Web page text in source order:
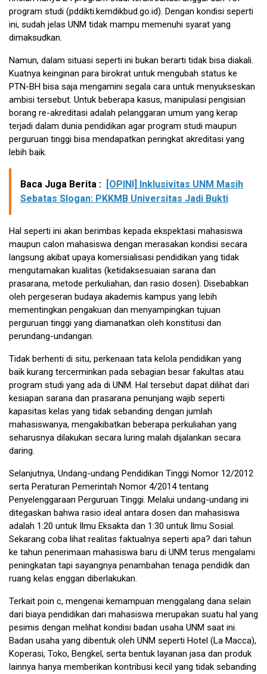
program studi (pddikti.kemdikbud.go.id). Dengan kondisi seperti
ini, sudah jelas UNM tidak mampu memenuhi syarat yang
dimaksudkan.
Namun, dalam situasi seperti ini bukan berarti tidak bisa diakali.
Kuatnya keinginan para birokrat untuk mengubah status ke
PTN-BH bisa saja mengamini segala cara untuk menyukseskan
ambisi tersebut. Untuk beberapa kasus, manipulasi pengisian
borang re-akreditasi adalah pelanggaran umum yang kerap
terjadi dalam dunia pendidikan agar program studi maupun
perguruan tinggi bisa mendapatkan peringkat akreditasi yang
lebih baik.
Baca Juga Berita :
[OPINI] Inklusivitas UNM Masih
Sebatas Slogan: PKKMB Universitas Jadi Bukti
Hal seperti ini akan berimbas kepada ekspektasi mahasiswa
maupun calon mahasiswa dengan merasakan kondisi secara
langsung akibat upaya komersialisasi pendidikan yang tidak
mengutamakan kualitas (ketidaksesuaian sarana dan
prasarana, metode perkuliahan, dan rasio dosen). Disebabkan
oleh pergeseran budaya akademis kampus yang lebih
mementingkan pengakuan dan menyampingkan tujuan
perguruan tinggi yang diamanatkan oleh konstitusi dan
perundang-undangan.
Tidak berhenti di situ, perkenaan tata kelola pendidikan yang
baik kurang tercerminkan pada sebagian besar fakultas atau
program studi yang ada di UNM. Hal tersebut dapat dilihat dari
kesiapan sarana dan prasarana penunjang wajib seperti
kapasitas kelas yang tidak sebanding dengan jumlah
mahasiswanya, mengakibatkan beberapa perkuliahan yang
seharusnya dilakukan secara luring malah dijalankan secara
daring.
Selanjutnya, Undang-undang Pendidikan Tinggi Nomor 12/2012
serta Peraturan Pemerintah Nomor 4/2014 tentang
Penyelenggaraan Perguruan Tinggi. Melalui undang-undang ini
ditegaskan bahwa rasio ideal antara dosen dan mahasiswa
adalah 1:20 untuk Ilmu Eksakta dan 1:30 untuk Ilmu Sosial.
Sekarang coba lihat realitas faktualnya seperti apa? dari tahun
ke tahun penerimaan mahasiswa baru di UNM terus mengalami
peningkatan tapi sayangnya penambahan tenaga pendidik dan
ruang kelas enggan diberlakukan.
Terkait poin c, mengenai kemampuan menggalang dana selain
dari biaya pendidikan dari mahasiswa merupakan suatu hal yang
pesimis dengan melihat kondisi badan usaha UNM saat ini.
Badan usaha yang dibentuk oleh UNM seperti Hotel (La Macca),
Koperasi, Toko, Bengkel, serta bentuk layanan jasa dan produk
lainnya hanya memberikan kontribusi kecil yang tidak sebanding